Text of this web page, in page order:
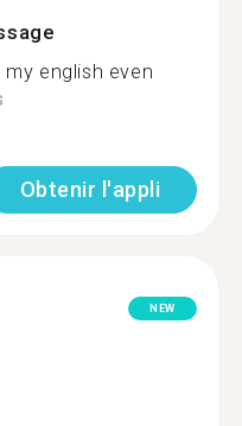
english even
Obtenir l'appli
NEW